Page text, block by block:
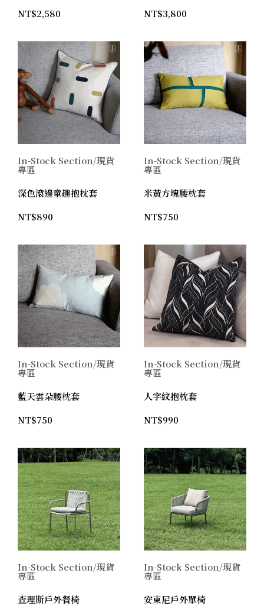
NT$2,580
NT$3,800
In-Stock Section/現貨
專區
深色滾邊童趣抱枕套
NT$890
In-Stock Section/現貨
專區
米黃方塊腰枕套
NT$750
In-Stock Section/現貨
專區
藍天雲朵腰枕套
NT$750
In-Stock Section/現貨
專區
人字紋抱枕套
NT$990
In-Stock Section/現貨
專區
查理斯戶外餐椅
In-Stock Section/現貨
專區
安東尼戶外單椅